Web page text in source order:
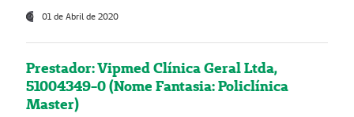
01 de Abril de 2020
Prestador: Vipmed Clínica Geral Ltda,
51004349-0 (Nome Fantasia: Policlínica
Master)